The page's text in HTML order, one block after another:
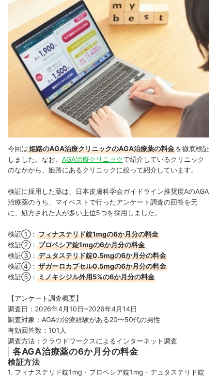
今回は姫路のAGA治療クリニックのAGA治療薬の料金を徹底検証
しました。なお、 AGA治療クリニックで紹介しているクリニック
のなかから、姫路にあるクリニックに絞って紹介しています。
検証に採用した薬は、日本皮膚科学会ガイドライン推奨度AのAGA
治療薬のうち、マイベストで行ったアンケート調査の回答を元
に、処方された人が多い上位5つを採用しました。
検証①： フィナステリド錠1mgの6か月分の料金
検証②： プロペシア錠1mgの6か月分の料金
検証③： デュタステリド錠0.5mgの6か月分の料金
検証④： ザガーロカプセル0.5mgの6か月分の料金
検証⑤： ミノキシジル外用5%の6か月分の料金
【アンケート調査概要】
調査日：2026年4月10日~2026年4月14日
調査対象：AGAの治療経験がある20〜50代の男性
有効回答数：101人
調査方法：クラウドワークスによるインターネット調査
各AGA治療薬の6か月分の料金
検証方法
1. フィナステリド錠1mg・プロペシア錠1mg・デュタステリド錠